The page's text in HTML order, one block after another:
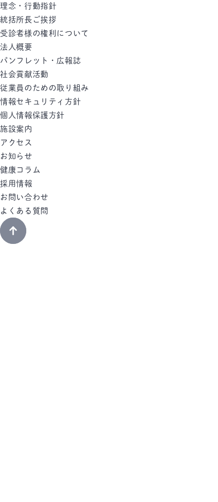
理念・行動指針
統括所長ご挨拶
受診者様の権利について
法人概要
パンフレット・広報誌
社会貢献活動
従業員のための取り組み
情報セキュリティ方針
個人情報保護方針
施設案内
アクセス
お知らせ
健康コラム
採用情報
お問い合わせ
よくある質問